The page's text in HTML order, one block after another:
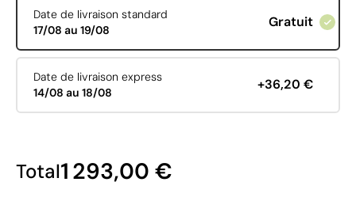
Date de livraison standard
17/08 au 19/08
Gratuit
Date de livraison express
14/08 au 18/08
+36,20 €
Total1 293,00 €